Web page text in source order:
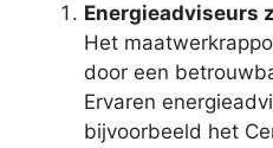
Energieadviseurs
Het
door een
Ervaren
bijvoorbeeld het